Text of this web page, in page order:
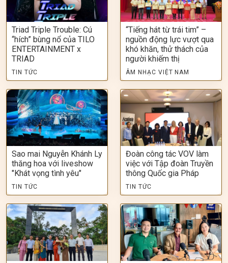
Triad Triple Trouble: Cú
“hích” bùng nổ của TILO
ENTERTAINMENT x
TRIAD
TIN TỨC
“Tiếng hát từ trái tim” –
nguồn động lực vượt qua
khó khăn, thử thách của
người khiếm thị
ÂM NHẠC VIỆT NAM
Sao mai Nguyễn Khánh Ly
thăng hoa với liveshow
"Khát vọng tình yêu"
TIN TỨC
Đoàn công tác VOV làm
việc với Tập đoàn Truyền
thông Quốc gia Pháp
TIN TỨC